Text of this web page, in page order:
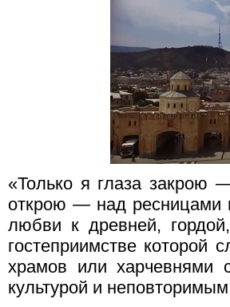
«Только я глаза
открою — над
любви к древней,
гостеприимстве которой
храмов или харчевнями
культурой и